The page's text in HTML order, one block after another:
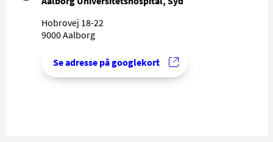
Hobrovej 18-22
9000 Aalborg
Se adresse på googlekort